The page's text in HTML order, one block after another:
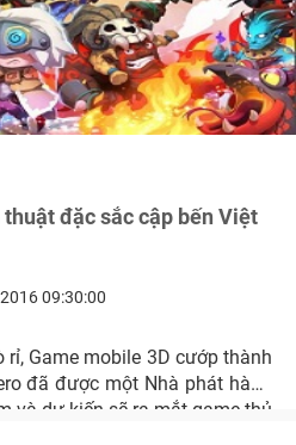
thuật đặc sắc cập bến Việt
09:30:00
Game mobile 3D cướp thành
đã được một Nhà phát hành
và dự kiến sẽ ra mắt game thủ